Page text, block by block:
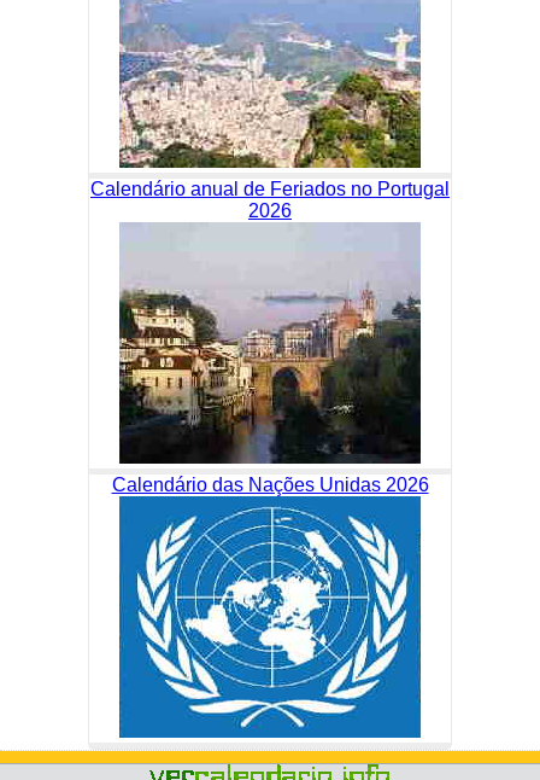
Calendário anual de Feriados no Portugal
2026
Calendário das Nações Unidas 2026